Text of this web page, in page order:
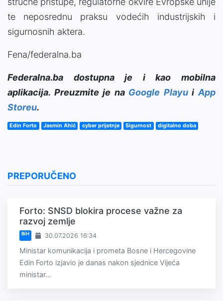
te neposrednu praksu vodećih industrijskih i
sigurnosnih aktera.
Fena/federalna.ba
Federalna.ba dostupna je i kao mobilna
aplikacija. Preuzmite je na Google PlayuiApp
Storeu.
Edin Forto Jasmin Ahić cyber prijetnje Sigurnost digitalno doba
PREPORUČENO
Forto: SNSD blokira procese važne za
razvoj zemlje
BiH 30.07.2026 16:34
Ministar komunikacija i prometa Bosne i Hercegovine
Edin Forto izjavio je danas nakon sjednice Vijeća
ministar...